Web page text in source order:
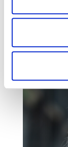
Celina